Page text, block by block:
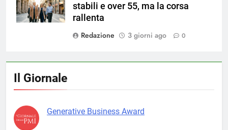
stabili e over 55, ma la corsa
rallenta
Redazione
3 giorni ago 0
Il Giornale
Generative Business Award